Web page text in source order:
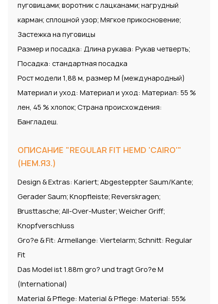
пуговицами; воротник с лацканами; нагрудный
карман; сплошной узор; Мягкое прикосновение;
Застежка на пуговицы
Размер и посадка: Длина рукава: Рукав четверть;
Посадка: стандартная посадка
Рост модели 1,88 м, размер M (международный)
Материал и уход: Материал и уход: Материал: 55 %
лен, 45 % хлопок; Страна происхождения:
Бангладеш.
ОПИСАНИЕ "REGULAR FIT HEMD 'CAIRO'"
(НЕМ.ЯЗ.)
Design & Extras: Kariert; Abgesteppter Saum/Kante;
Gerader Saum; Knopfleiste; Reverskragen;
Brusttasche; All-Over-Muster; Weicher Griff;
Knopfverschluss
Gro?e & Fit: Armellange: Viertelarm; Schnitt: Regular
Fit
Das Model ist 1.88m gro? und tragt Gro?e M
(International)
Material & Pflege: Material & Pflege: Material: 55%